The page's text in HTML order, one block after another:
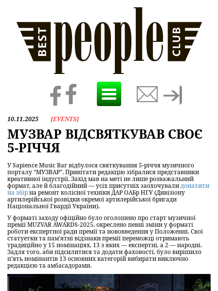
Toggle
navigation
10.11.2025 [EVENTS]
МУЗВАР ВІДСВЯТКУВАВ СВОЄ
5-РІЧЧЯ
У Sapience Music Bar відбулося святкування 5-річчя музичного
порталу “МУЗВАР”. Привітати редакцію зібралися представники
креативної індустрії. Захід мав на меті не лише розважальний
формат, але й благодійний — усіх присутніх заохочували донатити
на збір на ремонт колісної техніки ДАР ОАБр НГУ (Дивізіону
артилерійської розвідки окремої артилерійської бригади
Національної Гвардії України).
У форматі заходу офіційно було оголошено про старт музичної
премії MUZVAR AWARDS-2025, окреслено певні зміни у форматі
роботи експертної ради премії та нововведення у Положенні. Свої
статуетки та пам’ятні відзнаки премії переможці отримають
традиційно у 15 номінаціях, 13 з яких — експертні, а 2 — народні.
Задля того, аби підсилитися та додати фаховості, було вирішило
п’ять номінантів 13 основних категорій вибирати виключно
редакцією та амбасадорами.